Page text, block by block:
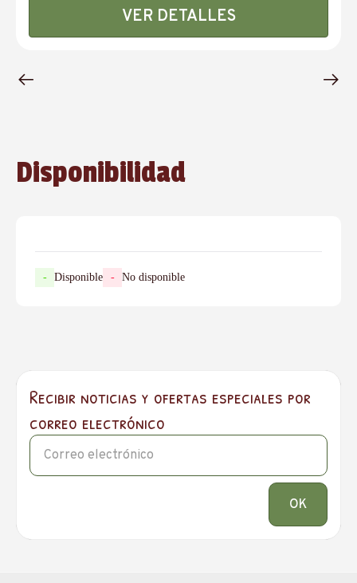
VER DETALLES
Disponibilidad
- Disponible - No disponible
Recibir noticias y ofertas especiales por
correo electrónico
OK